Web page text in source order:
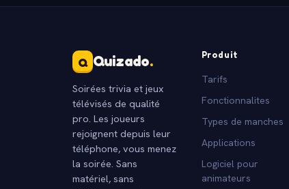
Q Quizado.
Soirées trivia et jeux
télévisés de qualité
pro. Les joueurs
rejoignent depuis leur
téléphone, vous menez
la soirée. Sans
matériel, sans
Produit
Tarifs
Fonctionnalites
Types de manches
Applications
Logiciel pour
animateurs